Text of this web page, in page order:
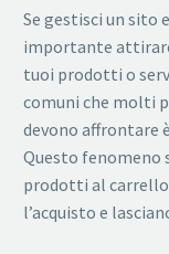
Se gestisci un sito
importante
tuoi prodotti o
comuni che molti
devono affrontare
Questo fenomeno
prodotti al
l’acquisto e